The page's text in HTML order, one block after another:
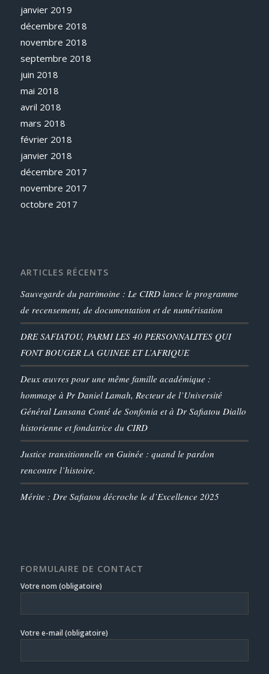
janvier 2019
décembre 2018
novembre 2018
septembre 2018
juin 2018
mai 2018
avril 2018
mars 2018
février 2018
janvier 2018
décembre 2017
novembre 2017
octobre 2017
ARTICLES RÉCENTS
Sauvegarde du patrimoine : Le CIRD lance le programme
de recensement, de documentation et de numérisation
DRE SAFIATOU, PARMI LES 40 PERSONNALITES QUI
FONT BOUGER LA GUINEE ET L’AFRIQUE
Deux œuvres pour une même famille académique :
hommage à Pr Daniel Lamah, Recteur de l’Université
Général Lansana Conté de Sonfonia et à Dr Safiatou Diallo
historienne et fondatrice du CIRD
Justice transitionnelle en Guinée : quand le pardon
rencontre l’histoire.
Mérite : Dre Safiatou décroche le d’Excellence 2025
FORMULAIRE DE CONTACT
Votre nom (obligatoire)
Votre e-mail (obligatoire)